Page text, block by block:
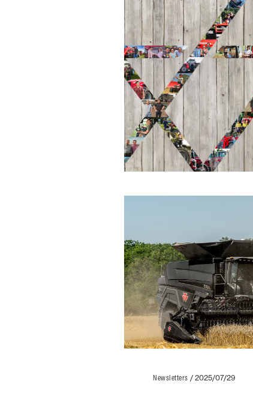
Have & Park
maskiner
Blandede
landbrug
Newsletters / 2025/07/29